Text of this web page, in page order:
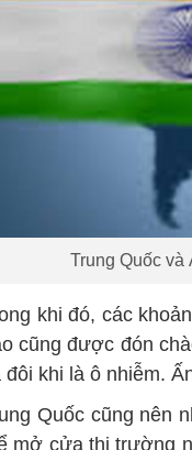
Trung Quốc
khi đó, các
cũng được đón
đôi khi là ô nhiễm.
Quốc cũng nên
mở cửa thị trường